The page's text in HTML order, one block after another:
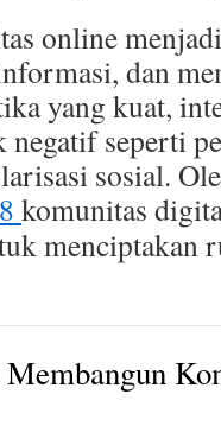
online
dan
yang kuat,
seperti
sosial.
komunitas
menciptakan